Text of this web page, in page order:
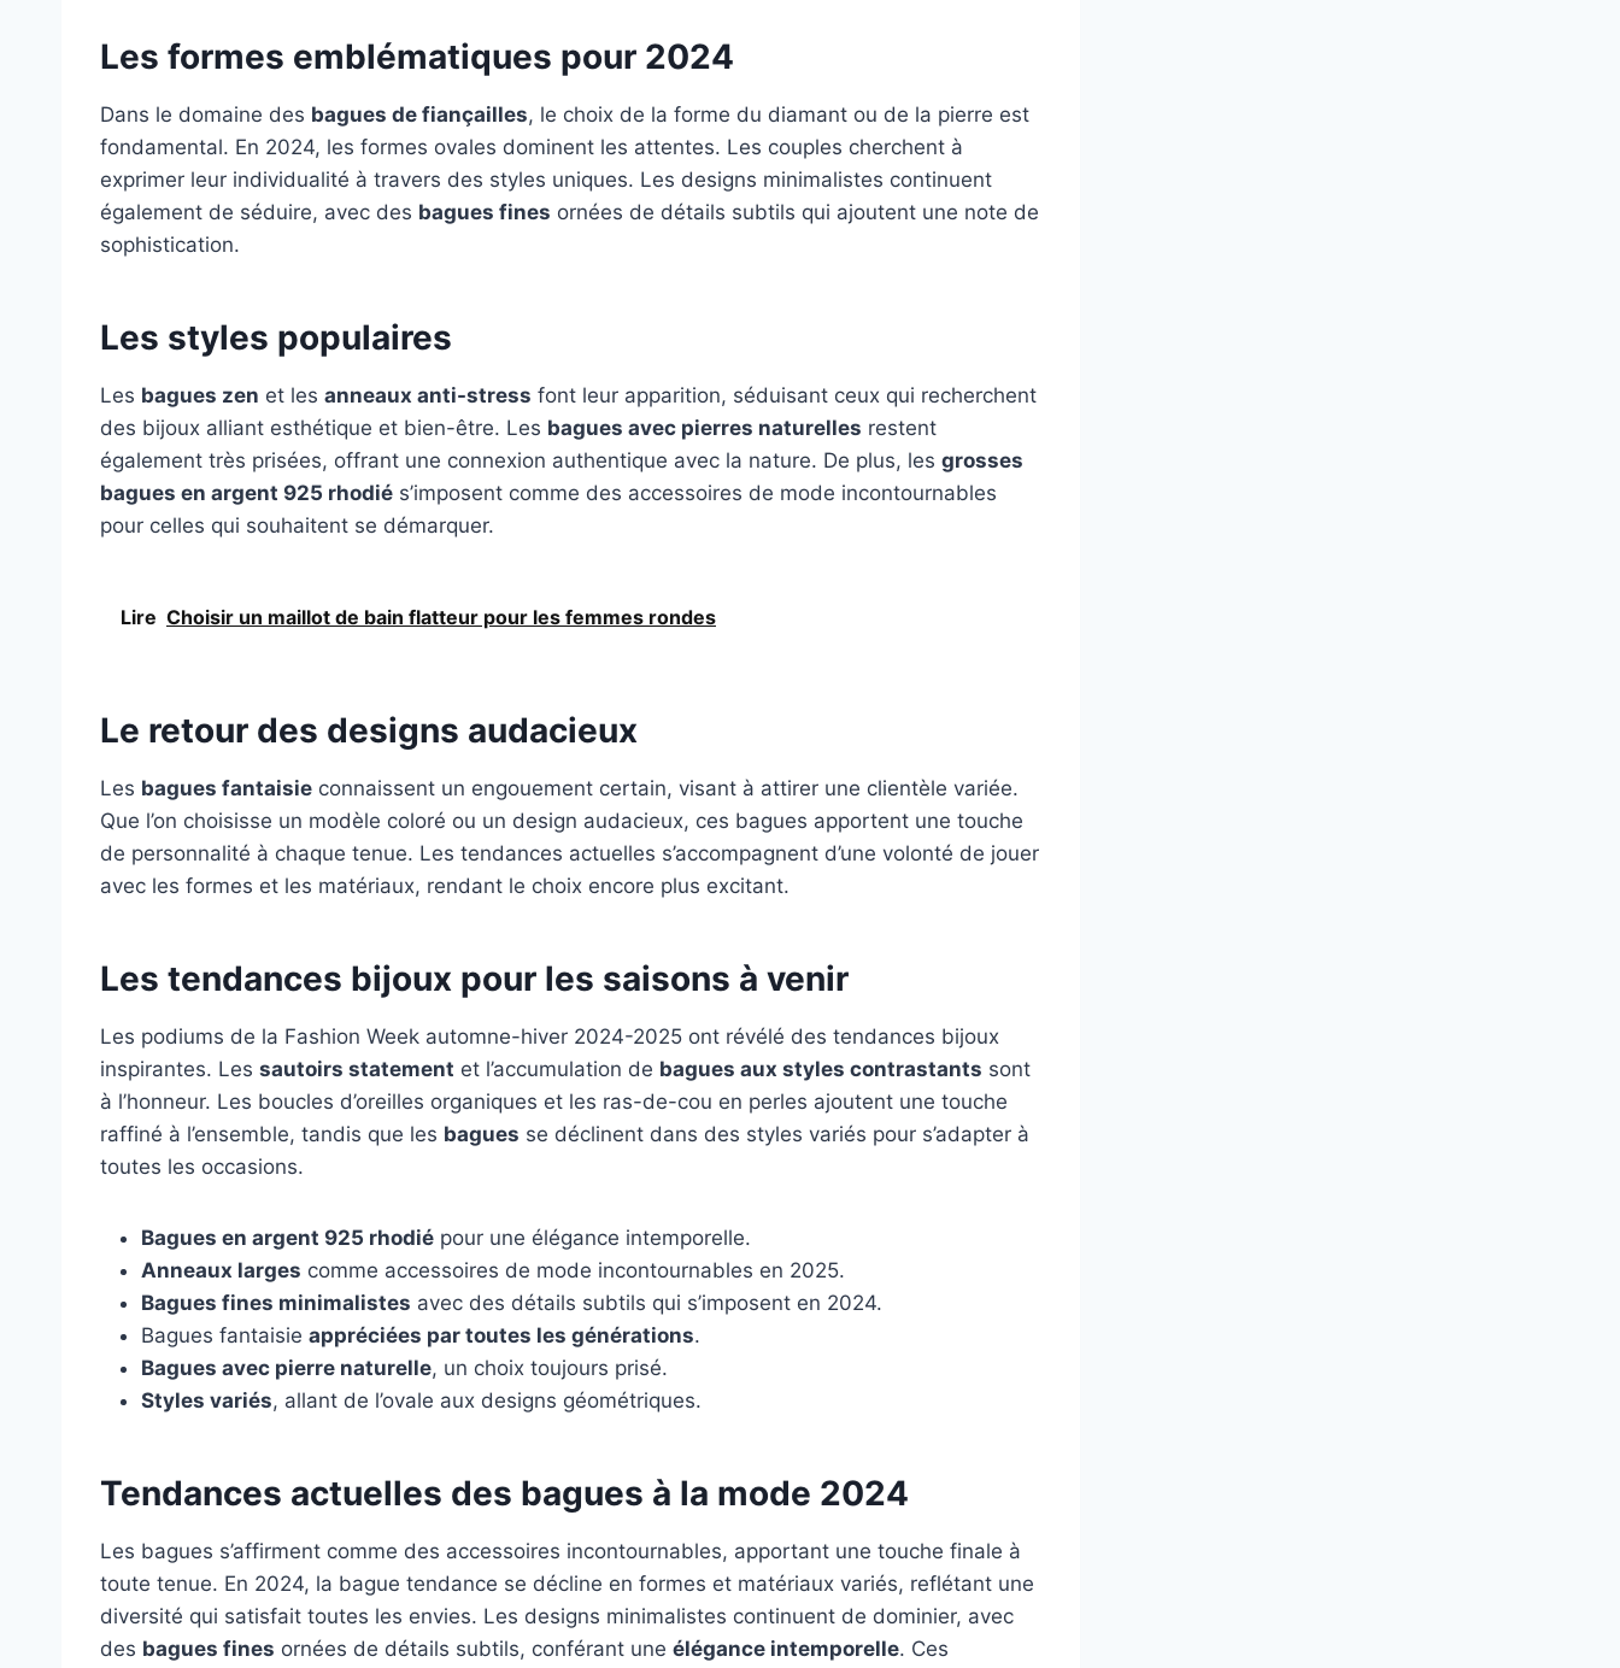
Les formes emblématiques pour 2024
Dans le domaine des bagues de fiançailles, le choix de la forme du diamant ou de la pierre est
fondamental. En 2024, les formes ovales dominent les attentes. Les couples cherchent à
exprimer leur individualité à travers des styles uniques. Les designs minimalistes continuent
également de séduire, avec des bagues fines ornées de détails subtils qui ajoutent une note de
sophistication.
Les styles populaires
Les bagues zen et les anneaux anti-stress font leur apparition, séduisant ceux qui recherchent
des bijoux alliant esthétique et bien-être. Les bagues avec pierres naturelles restent
également très prisées, offrant une connexion authentique avec la nature. De plus, les grosses
bagues en argent 925 rhodié s’imposent comme des accessoires de mode incontournables
pour celles qui souhaitent se démarquer.
Lire Choisir un maillot de bain flatteur pour les femmes rondes
Le retour des designs audacieux
Les bagues fantaisie connaissent un engouement certain, visant à attirer une clientèle variée.
Que l’on choisisse un modèle coloré ou un design audacieux, ces bagues apportent une touche
de personnalité à chaque tenue. Les tendances actuelles s’accompagnent d’une volonté de jouer
avec les formes et les matériaux, rendant le choix encore plus excitant.
Les tendances bijoux pour les saisons à venir
Les podiums de la Fashion Week automne-hiver 2024-2025 ont révélé des tendances bijoux
inspirantes. Les sautoirs statement et l’accumulation de bagues aux styles contrastants sont
à l’honneur. Les boucles d’oreilles organiques et les ras-de-cou en perles ajoutent une touche
raffiné à l’ensemble, tandis que les bagues se déclinent dans des styles variés pour s’adapter à
toutes les occasions.
Bagues en argent 925 rhodié pour une élégance intemporelle.
Anneaux larges comme accessoires de mode incontournables en 2025.
Bagues fines minimalistes avec des détails subtils qui s’imposent en 2024.
Bagues fantaisie appréciées par toutes les générations.
Bagues avec pierre naturelle, un choix toujours prisé.
Styles variés, allant de l’ovale aux designs géométriques.
Tendances actuelles des bagues à la mode 2024
Les bagues s’affirment comme des accessoires incontournables, apportant une touche finale à
toute tenue. En 2024, la bague tendance se décline en formes et matériaux variés, reflétant une
diversité qui satisfait toutes les envies. Les designs minimalistes continuent de dominier, avec
des bagues fines ornées de détails subtils, conférant une élégance intemporelle. Ces